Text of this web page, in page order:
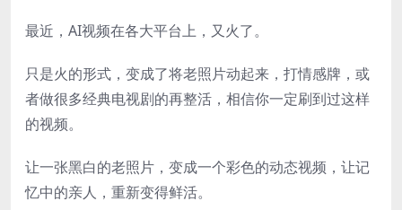
最近，AI视频在各大平台上，又火了。
只是火的形式，变成了将老照片动起来，打情感牌，或
者做很多经典电视剧的再整活，相信你一定刷到过这样
的视频。
让一张黑白的老照片，变成一个彩色的动态视频，让记
忆中的亲人，重新变得鲜活。